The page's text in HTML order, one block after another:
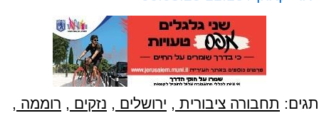
תגים: תחבורה ציבורית , ירושלים , נזקים , רוממה ,